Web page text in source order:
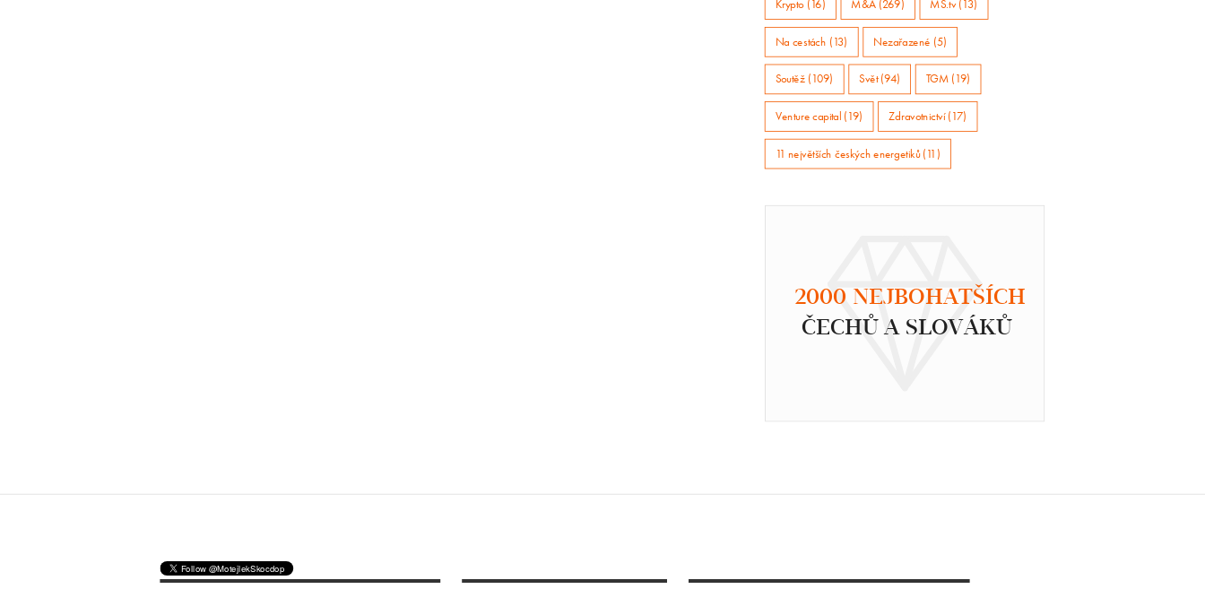
Krypto (16) M&A (269) MS.tv (13)
Na cestách (13) Nezařazené (5)
Soutěž (109) Svět (94) TGM (19)
Venture capital (19) Zdravotnictví (17)
11 největších českých energetiků (11)
2000 NEJBOHATŠÍCH
ČECHŮ A SLOVÁKŮ